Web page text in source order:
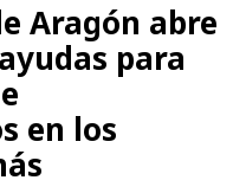
Aragón abre
para
en los